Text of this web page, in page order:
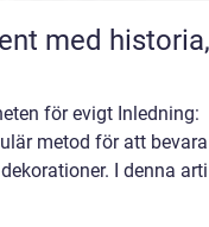
för evigt Inledning:
metod för att bevara
I denna